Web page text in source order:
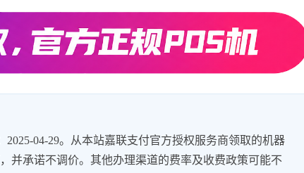
04-29。从本站嘉联支付官方授权服务商领取的机器
并承诺不调价。其他办理渠道的费率及收费政策可能不